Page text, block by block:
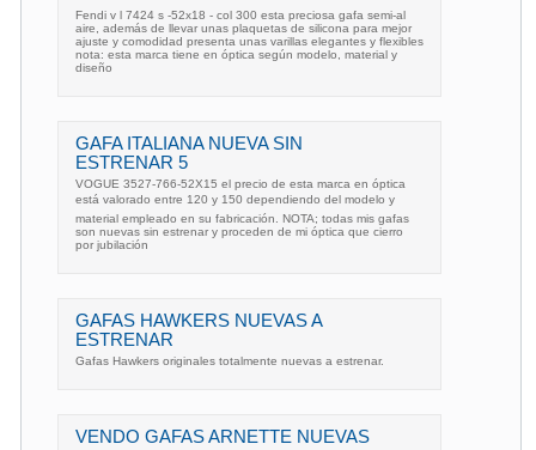
Fendi v l 7424 s -52x18 - col 300 esta preciosa gafa semi-al
aire, además de llevar unas plaquetas de silicona para mejor
ajuste y comodidad presenta unas varillas elegantes y flexibles
nota: esta marca tiene en óptica según modelo, material y
diseño
GAFA ITALIANA NUEVA SIN
ESTRENAR 5
VOGUE 3527-766-52X15 el precio de esta marca en óptica
está valorado entre 120 y 150 dependiendo del modelo y
material empleado en su fabricación. NOTA; todas mis gafas
son nuevas sin estrenar y proceden de mi óptica que cierro
por jubilación
GAFAS HAWKERS NUEVAS A
ESTRENAR
Gafas Hawkers originales totalmente nuevas a estrenar.
VENDO GAFAS ARNETTE NUEVAS